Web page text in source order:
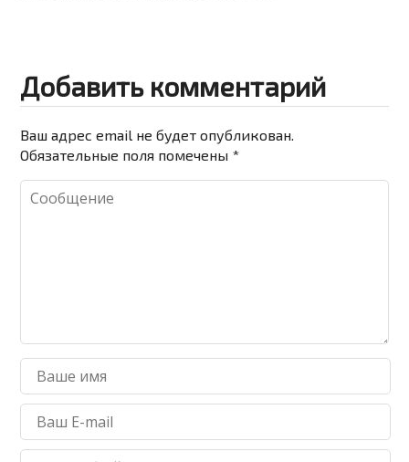
Добавить комментарий
Ваш адрес email не будет опубликован.
Обязательные поля помечены *